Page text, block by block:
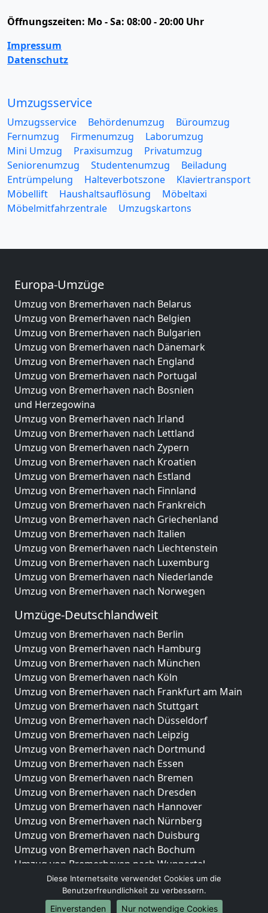
Öffnungszeiten: Mo - Sa: 08:00 - 20:00 Uhr
Impressum
Datenschutz
Umzugsservice
Umzugsservice Behördenumzug
Büroumzug
Fernumzug
Firmenumzug
Laborumzug
Mini Umzug
Praxisumzug
Privatumzug
Seniorenumzug
Studentenumzug
Beiladung
Entrümpelung
Halteverbotszone
Klaviertransport
Möbellift
Haushaltsauflösung
Möbeltaxi
Möbelmitfahrzentrale
Umzugskartons
Europa-Umzüge
Umzug von Bremerhaven nach Belarus
Umzug von Bremerhaven nach Belgien
Umzug von Bremerhaven nach Bulgarien
Umzug von Bremerhaven nach Dänemark
Umzug von Bremerhaven nach England
Umzug von Bremerhaven nach Portugal
Umzug von Bremerhaven nach Bosnien
und Herzegowina
Umzug von Bremerhaven nach Irland
Umzug von Bremerhaven nach Lettland
Umzug von Bremerhaven nach Zypern
Umzug von Bremerhaven nach Kroatien
Umzug von Bremerhaven nach Estland
Umzug von Bremerhaven nach Finnland
Umzug von Bremerhaven nach Frankreich
Umzug von Bremerhaven nach Griechenland
Umzug von Bremerhaven nach Italien
Umzug von Bremerhaven nach Liechtenstein
Umzug von Bremerhaven nach Luxemburg
Umzug von Bremerhaven nach Niederlande
Umzug von Bremerhaven nach Norwegen
Umzüge-Deutschlandweit
Umzug von Bremerhaven nach Berlin
Umzug von Bremerhaven nach Hamburg
Umzug von Bremerhaven nach München
Umzug von Bremerhaven nach Köln
Umzug von Bremerhaven nach Frankfurt am Main
Umzug von Bremerhaven nach Stuttgart
Umzug von Bremerhaven nach Düsseldorf
Umzug von Bremerhaven nach Leipzig
Umzug von Bremerhaven nach Dortmund
Umzug von Bremerhaven nach Essen
Umzug von Bremerhaven nach Bremen
Umzug von Bremerhaven nach Dresden
Umzug von Bremerhaven nach Hannover
Umzug von Bremerhaven nach Nürnberg
Umzug von Bremerhaven nach Duisburg
Umzug von Bremerhaven nach Bochum
Umzug von Bremerhaven nach Wuppertal
Umzug von Bremerhaven nach Bielefeld
Umzug von Bremerhaven nach Bonn
Umzug von Bremerhaven nach Münster
Diese Internetseite verwendet Cookies um die
Benutzerfreundlichkeit zu verbessern.
Einverstanden
Nur notwendige Cookies